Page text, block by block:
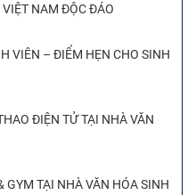
NAM ĐỘC ĐÁO
VIÊN – ĐIỂM HẸN CHO SINH
ĐIỆN TỬ TẠI NHÀ VĂN
GYM TẠI NHÀ VĂN HÓA SINH